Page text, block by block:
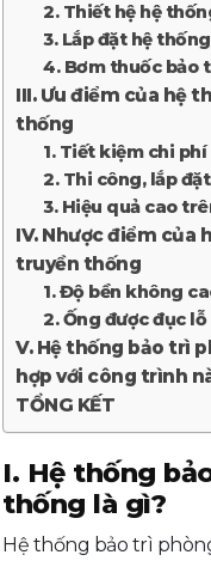
2. Thiết hệ hệ
3. Lắp đặt hệ thống
4. Bơm thuốc bảo
III. Ưu điểm của hệ
thống
1. Tiết kiệm chi phí
2. Thi công, lắp
3. Hiệu quả cao
IV. Nhược điểm của
truyền thống
1. Độ bền không
2. Ống được đục
V. Hệ thống bảo trì
hợp với công trình
TỔNG KẾT
I. Hệ thống
thống là gì?
Hệ thống bảo trì